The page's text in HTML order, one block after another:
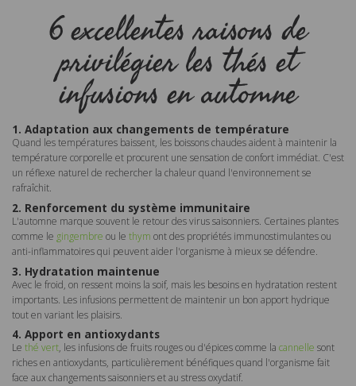
6 excellentes raisons de
privilégier les thés et
infusions en automne
1. Adaptation aux changements de température
Quand les températures baissent, les boissons chaudes aident à maintenir la
température corporelle et procurent une sensation de confort immédiat. C'est
un réflexe naturel de rechercher la chaleur quand l'environnement se
rafraîchit.
2. Renforcement du système immunitaire
L'automne marque souvent le retour des virus saisonniers. Certaines plantes
comme le gingembre ou le thym ont des propriétés immunostimulantes ou
anti-inflammatoires qui peuvent aider l'organisme à mieux se défendre.
3. Hydratation maintenue
Avec le froid, on ressent moins la soif, mais les besoins en hydratation restent
importants. Les infusions permettent de maintenir un bon apport hydrique
tout en variant les plaisirs.
4. Apport en antioxydants
Le thé vert, les infusions de fruits rouges ou d'épices comme la cannelle sont
riches en antioxydants, particulièrement bénéfiques quand l'organisme fait
face aux changements saisonniers et au stress oxydatif.